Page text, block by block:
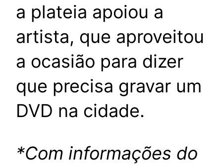
a plateia apoiou a
artista, que aproveitou
a ocasião para dizer
que precisa gravar um
DVD na cidade.
*Com informações do